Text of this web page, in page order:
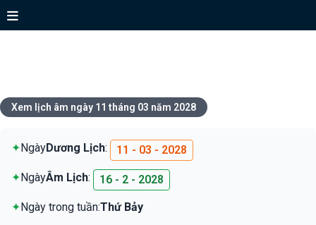
Xem lịch âm ngày 11 tháng 03 năm 2028
✦NgàyDương Lịch: 11 - 03 - 2028
✦NgàyÂm Lịch: 16 - 2 - 2028
✦Ngày trong tuần:Thứ Bảy